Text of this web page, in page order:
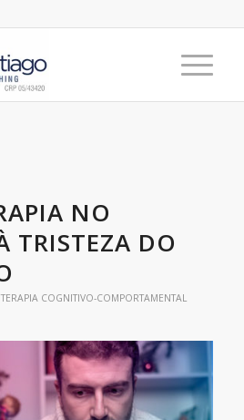
NO
TRISTEZA DO
TERAPIA COGNITIVO-COMPORTAMENTAL